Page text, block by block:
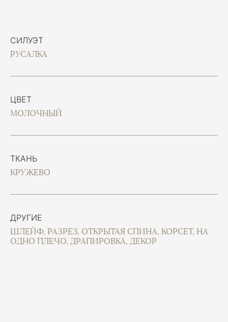
СИЛУЭТ
РУСАЛКА
ЦВЕТ
МОЛОЧНЫЙ
ТКАНЬ
КРУЖЕВО
ДРУГИЕ
ШЛЕЙФ, РАЗРЕЗ, ОТКРЫТАЯ СПИНА, КОРСЕТ, НА
ОДНО ПЛЕЧО, ДРАПИРОВКА, ДЕКОР